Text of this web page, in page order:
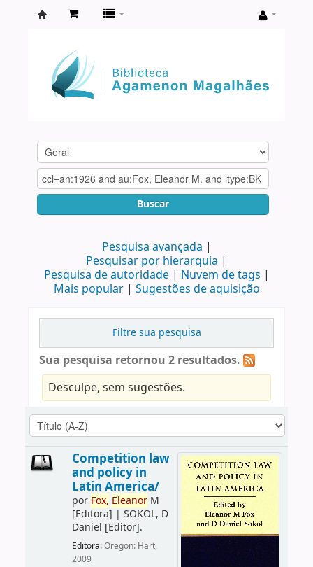
Agamenon
Magalhães
Buscar
Pesquisa avançada
Pesquisar por hierarquia
Pesquisa de autoridade
Nuvem de tags
Mais popular
Sugestões de aquisição
Filtre sua pesquisa
Sua pesquisa retornou 2 resultados.
Desculpe, sem sugestões.
Competition law
and policy in
Latin America/
por Fox, EleanorM
[Editora] | SOKOL, D
Daniel [Editor].
Editora:Oregon: Hart,
2009